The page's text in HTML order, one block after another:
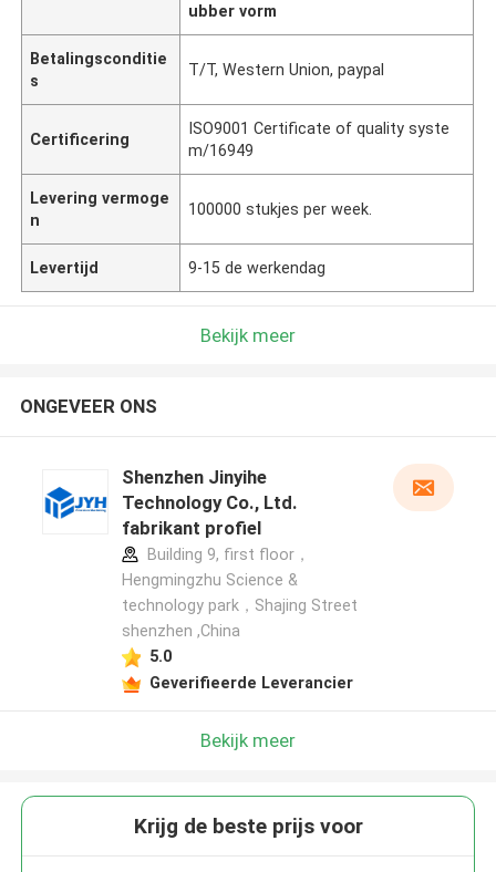
ubber vorm
Betalingsconditie
s
T/T, Western Union, paypal
Certificering
ISO9001 Certificate of quality syste
m/16949
Levering vermoge
n
100000 stukjes per week.
Levertijd 9-15 de werkendag
Bekijk meer
ONGEVEER ONS
Shenzhen Jinyihe
Technology Co., Ltd.
fabrikant profiel
Building 9, first floor，
Hengmingzhu Science &
technology park，Shajing Street
shenzhen ,China
5.0
Geverifieerde Leverancier
Bekijk meer
Krijg de beste prijs voor